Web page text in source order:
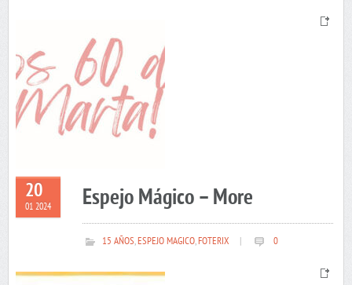
20
01 2024 Espejo Mágico – More
15 AÑOS,ESPEJO MAGICO,FOTERIX 0